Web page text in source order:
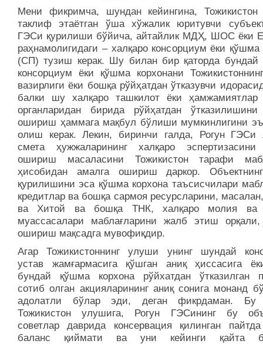
Мени фикримча, шундан кейингина, Тожикистон
таклиф этаётган ўша хўжалик юритувчи
ГЭСи қурилиши бўйича, айтайлик МДҲ, ШОС ёки
раҳнамолигидаги – халқаро консорциум ёки қўшма
(СП) тузиш керак. Шу билан бир қаторда бундай
консорциум ёки қўшма корхонани
вазирлиги ёки бошқа рўйҳатдан ўтказувчи
балки шу халқаро ташкилот ёки ҳамжамиятлар
органларидан бирида рўйҳатдан
ошириш ҳаммага мақбул бўлиши мумкинлигини
олиш керак. Лекин, биринчи галда, Рогун ГЭСи
смета ҳужжаларининг халқаро эспертизасини
ошириш масаласини Тожикистон тарафи
ҳисобидан амалга ошириш даркор.
қурилишини эса қўшма корхона таъсисчилари
кредитлар ва бошқа сармоя ресурсларини,
ва Хитой ва бошқа ТНК, халқаро молия ва
муассасалари маблағларини жалб этиш
ошириш мақсадга мувофиқдир.
Агар Тожикистоннинг улуши унинг шундай
устав жамғармасига қўшган аниқ ҳиссасига
бундай қўшма корхона рўйхатдан ўтказилган
сотиб олган акцияларининг аниқ сонига монанд
адолатли бўлар эди, деган фикрдаман. Бу
Тожикистон улушига, Рогун ГЭСининг бу
советлар даврида консервация қилинган
баланс қиймати ва уни кейинги қайта